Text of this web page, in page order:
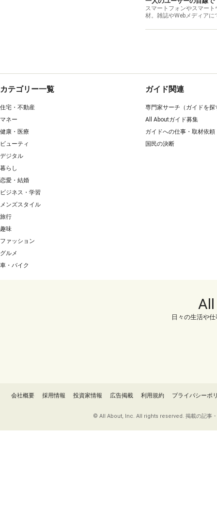
スマートフォンやスマー
材。雑誌やWebメディア
カテゴリー一覧
住宅・不動産
マネー
健康・医療
ビューティ
デジタル
暮らし
恋愛・結婚
ビジネス・学習
メンズスタイル
旅行
趣味
ファッション
グルメ
車・バイク
ガイド関連
専門家サーチ（ガイドを探
All Aboutガイド募集
ガイドへの仕事・取材依頼
国民の決断
日々の生活や
会社概要 採用情報 投資家情報 広告掲載 利用規約 プライバシーポ
© All About, Inc. All rights reserved. 掲載の記事・